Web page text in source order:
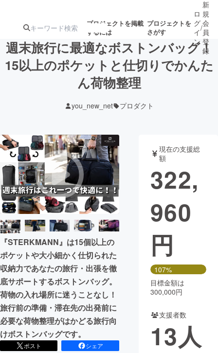
プロジェクトを掲載
するには
プロジェクトを
さがす
注目の新着プロ募集終了が近いプ
テクノロジー・ガジェット
映像・映画 書籍・雑誌
ビジネス・起業 チャレンジ
まちづくり・地域活性化
CAMPFIRE for Social Good
CAMPFIRE Creation
CAMPFIREふるさと納税
コミュニティ
ロ
グ
イ
ン
/
新
規
会
員
登
録
週末旅行に最適なボストンバッグ！
15以上のポケットと仕切りでかんた
ん荷物整理
you_new_net プロダクト
『STERKMANN』は15個以上の
ポケットや大小細かく仕切られた
収納力であなたの旅行・出張を徹
底サポートするボストンバッグ。
荷物の入れ場所に迷うことなし！
旅行前の準備・滞在先の出発前に
必要な荷物整理がはかどる旅行向
けボストンバッグです。
ポスト
シェア
現在の支援総
額
322,
960
円
107%
目標金額は
300,000円
支援者数
13人